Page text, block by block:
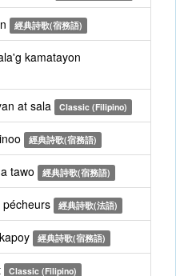
經典詩歌(宿務語)
kamatayon
at sala Classic (Filipino)
經典詩歌(宿務語)
tawo 經典詩歌(宿務語)
經典詩歌(法語)
經典詩歌(宿務語)
Classic (Filipino)